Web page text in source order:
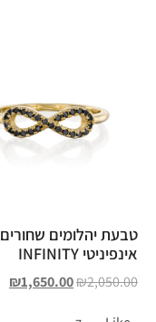
טבעת יהלומים שחורים
אינפיניטי INFINITY
₪2,050.00
₪1,650.00